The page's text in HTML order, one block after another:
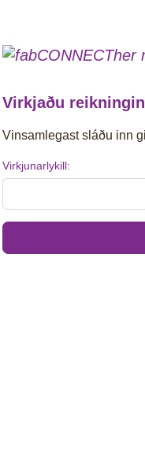
Virkjaðu
Vinsamlegast sláðu inn
Virkjunarlykill: